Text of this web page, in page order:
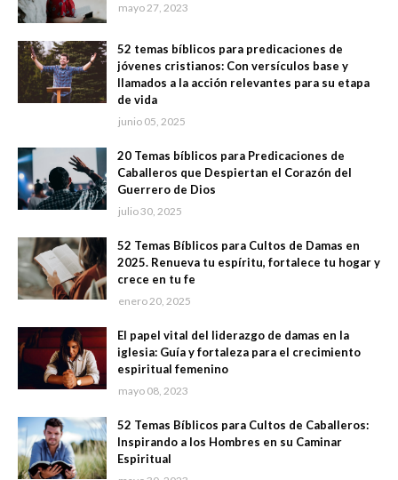
mayo 27, 2023
52 temas bíblicos para predicaciones de
jóvenes cristianos: Con versículos base y
llamados a la acción relevantes para su etapa
de vida
junio 05, 2025
20 Temas bíblicos para Predicaciones de
Caballeros que Despiertan el Corazón del
Guerrero de Dios
julio 30, 2025
52 Temas Bíblicos para Cultos de Damas en
2025. Renueva tu espíritu, fortalece tu hogar y
crece en tu fe
enero 20, 2025
El papel vital del liderazgo de damas en la
iglesia: Guía y fortaleza para el crecimiento
espiritual femenino
mayo 08, 2023
52 Temas Bíblicos para Cultos de Caballeros:
Inspirando a los Hombres en su Caminar
Espiritual